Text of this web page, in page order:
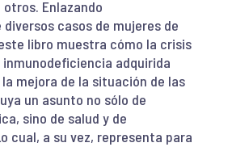
Enlazando
casos de mujeres de
libro muestra cómo la crisis
adquirida
la mejora de la situación de las
un asunto no sólo de
sino de salud y de
cual, a su vez, representa para